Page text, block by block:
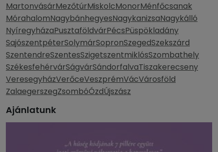
MartonvásárMezőtúrMiskolcMonorMénfőcsanak
MórahalomNagybánhegyesNagykanizsaNagykálló
NyíregyházaPusztaföldvárPécsPüspökladány
SajószentpéterSolymárSopronSzegedSzekszárd
SzentendreSzentesSzigetszentmiklósSzombathely
SzékesfehérvárSágvárSándorfalvaTiszakerecseny
VeresegyházVerőceVeszprémVácVárosföld
ZalaegerszegZsombóÓzdÚjszász
Ajánlatunk